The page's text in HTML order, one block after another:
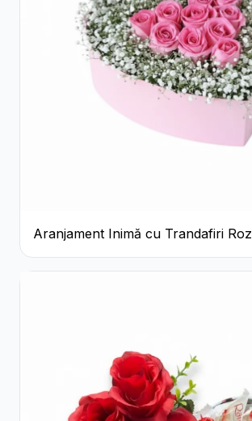
Aranjament Inimă cu Trandafiri Roz
și Gypsophila Albă